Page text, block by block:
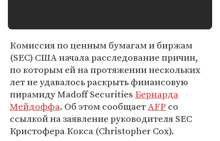
Комиссия по ценным бумагам и биржам
(SEC) США начала расследование причин,
по которым ей на протяжении нескольких
лет не удавалось раскрыть финансовую
пирамиду Madoff Securities Бернарда
Мейдоффа. Об этом сообщаетAFP со
ссылкой на заявление руководителя SEC
Кристофера Кокса (Christopher Cox).